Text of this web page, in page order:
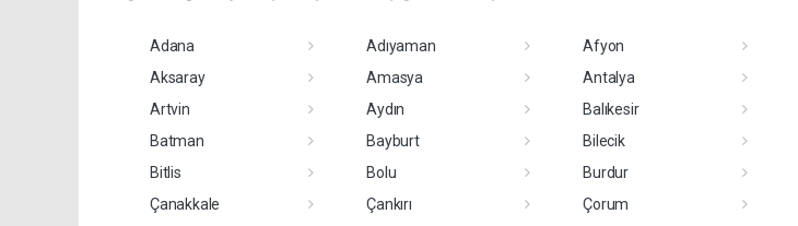
Adana Adıyaman Afyon
Aksaray
Amasya Antalya
Artvin
Aydın Balıkesir
Batman
Bayburt Bilecik
Bitlis
Bolu Burdur
Çanakkale
Çankırı Çorum